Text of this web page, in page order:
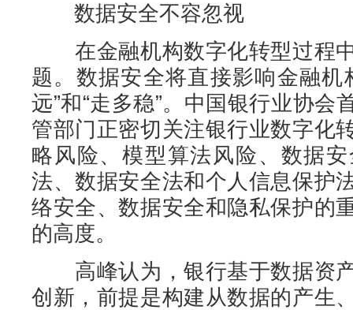
数据安全不容忽视
在金融机构数字化转型过程
题。数据安全将直接影响金融机
远”和“走多稳”。中国银行业协会
管部门正密切关注银行业数字化
略风险、模型算法风险、数据
法、数据安全法和个人信息保护
络安全、数据安全和隐私保护的
的高度。
高峰认为，银行基于数据资
创新，前提是构建从数据的产生